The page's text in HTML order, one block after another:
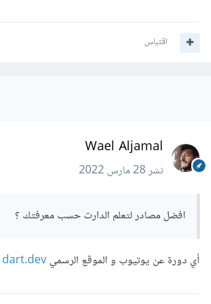
اقتباس
Wael Aljamal
نشر28 مارس 2022
افضل مصادر لتعلم الدارت حسب معرفتك ؟
أي دورة عن يوتيوب و الموقع الرسميdart.dev